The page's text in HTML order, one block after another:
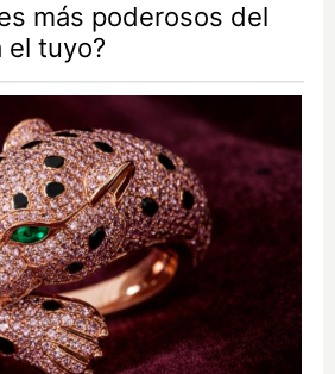
más poderosos del
el tuyo?